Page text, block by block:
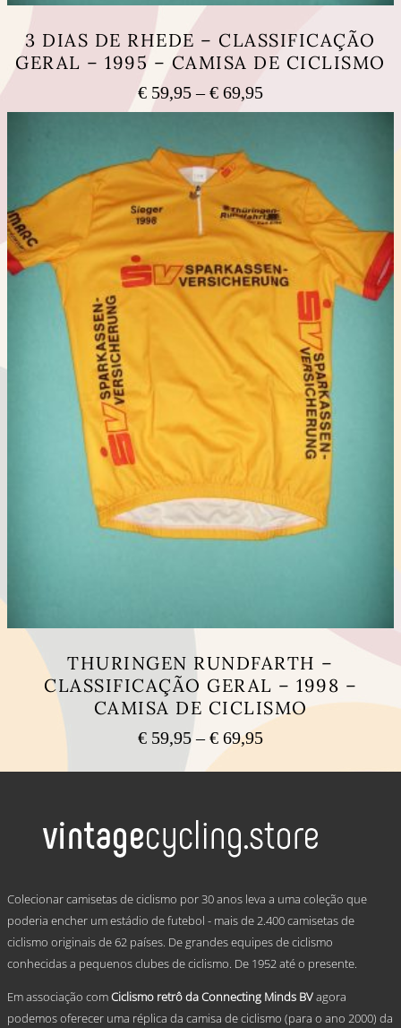
3 DIAS DE RHEDE – CLASSIFICAÇÃO
GERAL – 1995 – CAMISA DE CICLISMO
€ 59,95 – € 69,95Price
range:
€ 69,95
has
multiple
variants.
The
options
may
chosen
on
page
THURINGEN RUNDFARTH –
CLASSIFICAÇÃO GERAL – 1998 –
CAMISA DE CICLISMO
€ 59,95 – € 69,95Price
€ 59,95
€ 69,95
This
variants.
options
be
on
the
product
Colecionar camisetas de ciclismo por 30 anos leva a uma coleção que
poderia encher um estádio de futebol - mais de 2.400 camisetas de
ciclismo originais de 62 países. De grandes equipes de ciclismo
conhecidas a pequenos clubes de ciclismo. De 1952 até o presente.
Em associação comCiclismo retrô da Connecting Minds BVagora
podemos oferecer uma réplica da camisa de ciclismo (para o ano 2000) da